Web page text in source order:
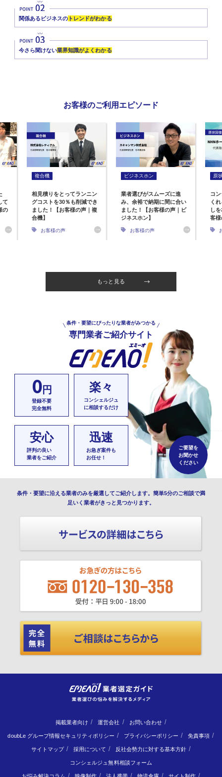
関係あるビジネスの トレンドがわかる
今さら聞けない業界知識がよくわかる
お客様のご利用エピソード
て
の
複合機
相見積りをとってランニン
グコストを30％も削減でき
ました！【お客様の声｜複
合機】
お客様の声
ビジネスホン
業者選びがスムーズに進
み、余裕で納期に間に合い
ました！【お客様の声｜ビ
ジネスホン】
お客様の声
原
コ
く
し
客
もっと見る
条件・要望にぴったりな業者がみつかる
専門業者ご紹介サイト
0円
登録不要
完全無料
楽々
コンシェルジュ
に相談するだけ
安心
評判の良い
業者をご紹介
迅速
お急ぎ案件も
お任せ！
ご要望を
お聞かせ
ください
条件・要望に沿える業者のみを厳選してご紹介します。簡単5分のご相談で満
足いく業者がきっと見つかります。
掲載業者向け 運営会社 お問い合わせ
doubLe グループ情報セキュリティポリシー プライバシーポリシー 免責事項
サイトマップ 採用について 反社会勢力に対する基本方針
コンシェルジュ無料相談フォーム